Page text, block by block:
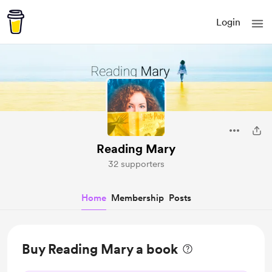
Login
Reading Mary
32 supporters
Home Membership Posts
Buy Reading Mary a book